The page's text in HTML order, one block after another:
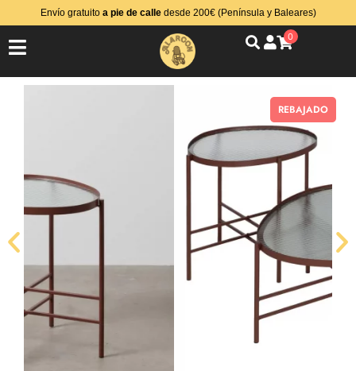
Envío gratuito a pie de calledesde 200€ (Península y Baleares)
0
REBAJADO